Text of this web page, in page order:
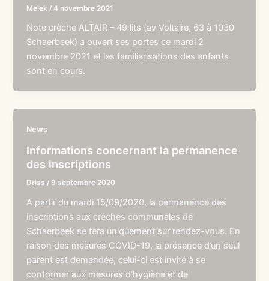
Melek /4 novembre 2021
Note crèche ALTAIR – 49 lits (av Voltaire, 63 à 1030
Schaerbeek) a ouvert ses portes ce mardi 2
novembre 2021 et les familiarisations des enfants
sont en cours.
News
Informations concernant la permanence
des inscriptions
Driss / 9 septembre 2020
A partir du mardi 15/09/2020, la permanence des
inscriptions aux crèches communales de
Schaerbeek se fera uniquement sur rendez-vous. En
raison des mesures COVID-19, la présence d’un seul
parent est demandée, celui-ci est invité à se
conformer aux mesures d’hygiène et de